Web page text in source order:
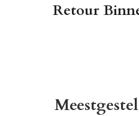
Retour